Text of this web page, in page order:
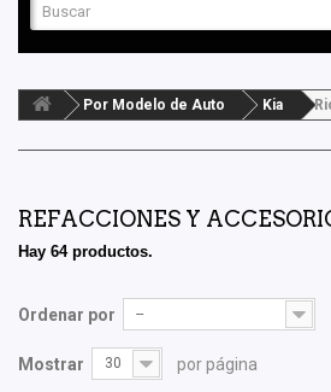
Por Modelo de Auto Kia
REFACCIONES Y
Hay 64 productos.
Ordenar por --
Mostrar 30 por página